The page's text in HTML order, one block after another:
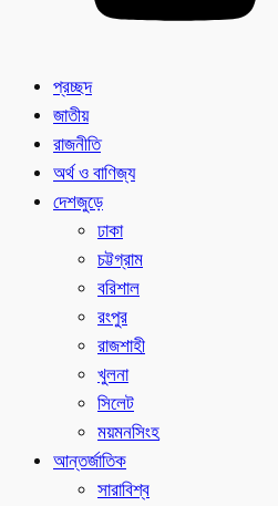
প্রচ্ছদ
জাতীয়
রাজনীতি
অর্থ ও বাণিজ্য
দেশজুড়ে
ঢাকা
চট্টগ্রাম
বরিশাল
রংপুর
রাজশাহী
খুলনা
সিলেট
ময়মনসিংহ
আন্তর্জাতিক
সারাবিশ্ব